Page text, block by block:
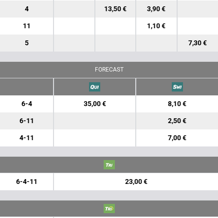
4 13,50 € 3,90 €
11 1,10 €
5 7,30 €
FORECAST
6-4 35,00 € 8,10 €
6-11 2,50 €
4-11 7,00 €
6-4-11 23,00 €